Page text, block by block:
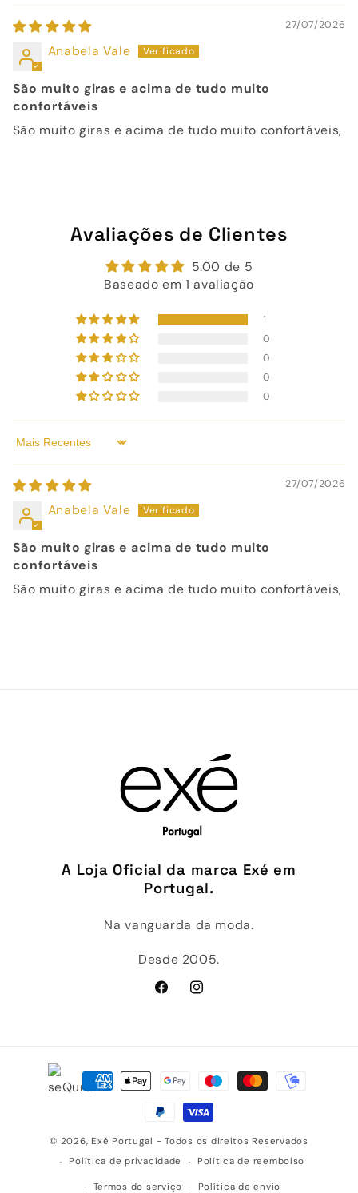
27/07/2026
Anabela Vale
São muito giras e acima de tudo muito
confortáveis
São muito giras e acima de tudo muito confortáveis,
Avaliações de Clientes
5.00 de 5
Baseado em 1 avaliação
1
0
0
0
0
Sort by
27/07/2026
Anabela Vale
São muito giras e acima de tudo muito
confortáveis
São muito giras e acima de tudo muito confortáveis,
A Loja Oficial da marca Exé em
Portugal.
Na vanguarda da moda.
Desde 2005.
FacebookInstagram
Métodos
© 2026, Exé Portugal - Todos os direitos Reservados
Política de privacidade
Política de reembolso
Termos do serviço Política de envio